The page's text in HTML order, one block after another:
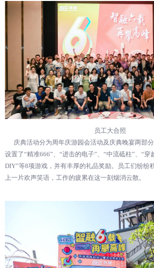
员工大合照
庆典活动分为周年庆游园会活动及庆典晚宴两部
设置了“精准666”、“进击的电子”、“中流砥柱”、“穿
DIY”等8项游戏，并有丰厚的礼品奖励。员工们纷纷
上一片欢声笑语，工作的疲累在这一刻烟消云散。